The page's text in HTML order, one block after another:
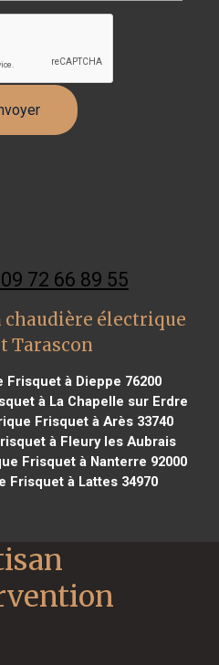
72 66 89 55
électrique
Tarascon
à Dieppe 76200
à La Chapelle sur Erdre
Frisquet à Arès 33740
à Fleury les Aubrais
Frisquet à Nanterre 92000
Frisquet à Lattes 34970